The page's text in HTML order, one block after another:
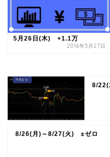
5月26日(木) +1.1万
2016年5月27日
8/
8/26(月)～8/27(火) ±ゼロ